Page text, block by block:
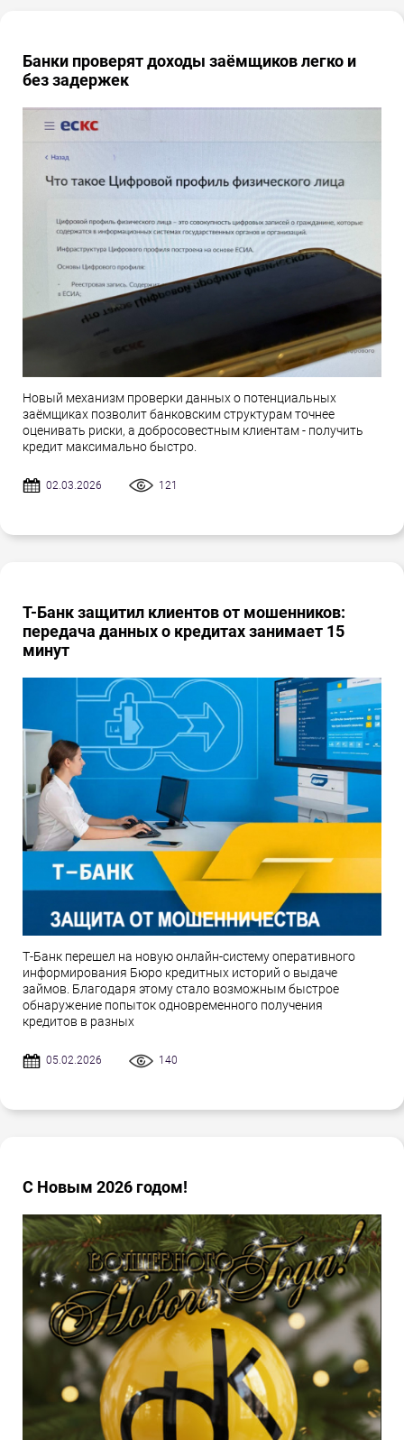
Банки проверят доходы заёмщиков легко и
без задержек
Новый механизм проверки данных о потенциальных
заёмщиках позволит банковским структурам точнее
оценивать риски, а добросовестным клиентам - получить
кредит максимально быстро.
02.03.2026 121
Т-Банк защитил клиентов от мошенников:
передача данных о кредитах занимает 15
минут
Т-Банк перешел на новую онлайн-систему оперативного
информирования Бюро кредитных историй о выдаче
займов. Благодаря этому стало возможным быстрое
обнаружение попыток одновременного получения
кредитов в разных
05.02.2026 140
С Новым 2026 годом!